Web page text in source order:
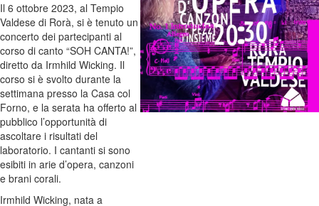
Il 6 ottobre 2023, al Tempio
Valdese di Rorà, si è tenuto un
concerto dei partecipanti al
corso di canto “SOH CANTA!”,
diretto da Irmhild Wicking. Il
corso si è svolto durante la
settimana presso la Casa col
Forno, e la serata ha offerto al
pubblico l’opportunità di
ascoltare i risultati del
laboratorio. I cantanti si sono
esibiti in arie d’opera, canzoni
e brani corali.
Irmhild Wicking, nata a